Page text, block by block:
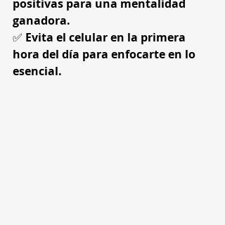
positivas para una mentalidad
ganadora.
✅ Evita el celular en la primera
hora del día para enfocarte en lo
esencial.